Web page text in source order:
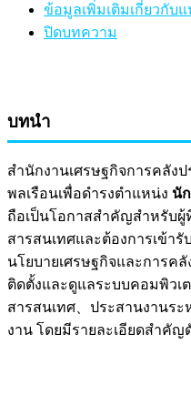
ข้อมูลเพิ่มเติมเกี่ยวกับ
ปิดบทความ
บทนำ
สำนักงานเศรษฐกิจการคลัง
พลเรือนเพื่อดำรงตำแหน่ง นั
ถือเป็นโอกาสสำคัญสำหรับ
สารสนเทศและต้องการเข้า
นโยบายเศรษฐกิจและการค
ติดตั้งและดูแลระบบคอมพิวเ
สารสนเทศ、ประสานงานร
งาน โดยมีรายละเอียดสำคัญ